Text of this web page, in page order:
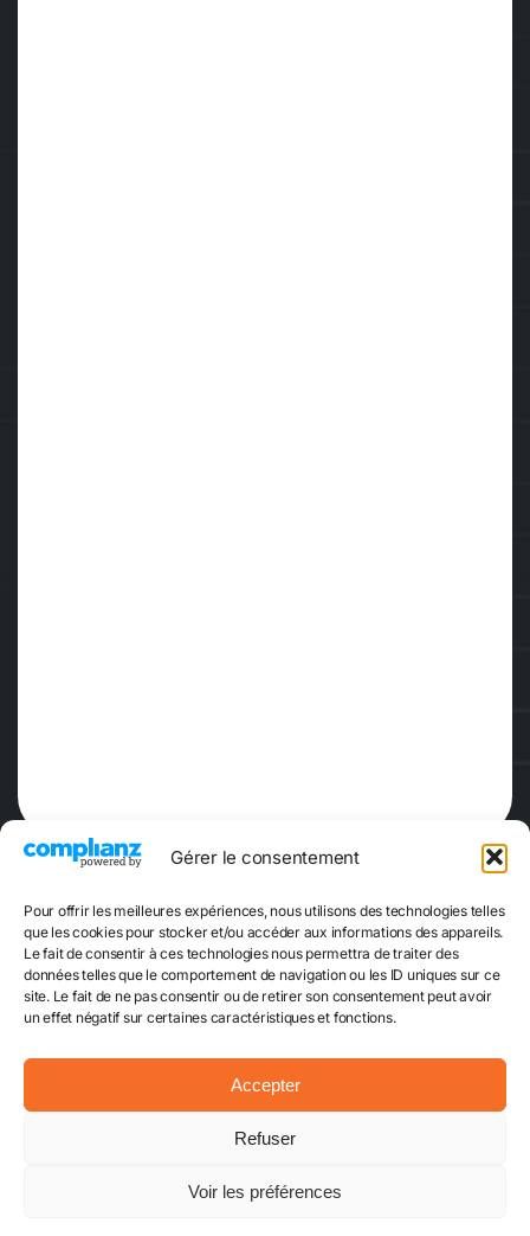
Gérer le consentement
Pour offrir les meilleures expériences, nous utilisons des technologies telles
que les cookies pour stocker et/ou accéder aux informations des appareils.
Le fait de consentir à ces technologies nous permettra de traiter des
données telles que le comportement de navigation ou les ID uniques sur ce
site. Le fait de ne pas consentir ou de retirer son consentement peut avoir
un effet négatif sur certaines caractéristiques et fonctions.
Accepter
Refuser
Voir les préférences
Escape Game Réserver
Politique cookies
© 2024 - 2026 • TimeXperience - Tous droits réservés - Design